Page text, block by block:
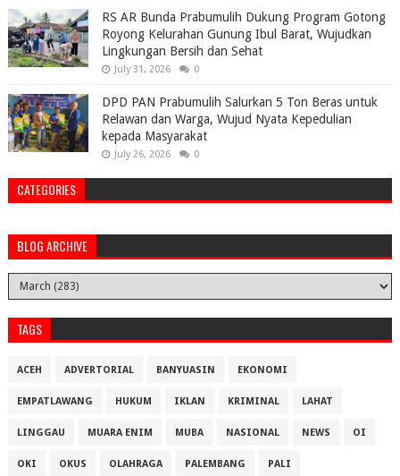
RS AR Bunda Prabumulih Dukung Program Gotong
Royong Kelurahan Gunung Ibul Barat, Wujudkan
Lingkungan Bersih dan Sehat
July 31, 2026 0
DPD PAN Prabumulih Salurkan 5 Ton Beras untuk
Relawan dan Warga, Wujud Nyata Kepedulian
kepada Masyarakat
July 26, 2026 0
CATEGORIES
BLOG ARCHIVE
TAGS
ACEH ADVERTORIAL BANYUASIN EKONOMI
EMPATLAWANG HUKUM IKLAN KRIMINAL LAHAT
LINGGAU MUARA ENIM MUBA NASIONAL NEWS OI
OKI OKUS OLAHRAGA PALEMBANG PALI